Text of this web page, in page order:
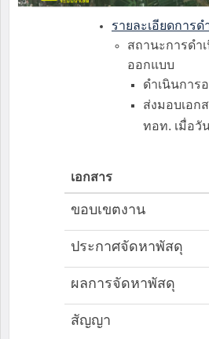
รายละเอียดการด
สถานะการดำ
ออกแบบ
ดำเนินการ
ส่งมอบเอก
ทอท. เมื่อวั
เอกสาร
ขอบเขตงาน
ประกาศจัดหาพัสดุ
ผลการจัดหาพัสดุ
สัญญา